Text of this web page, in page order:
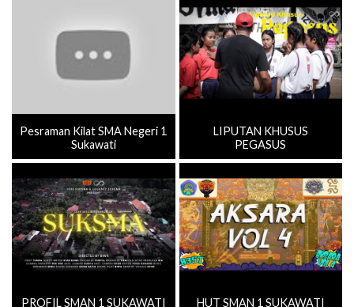
Pesraman Kilat SMA Negeri 1
Sukawati
LIPUTAN KHUSUS
PEGASUS
PROFIL SMAN 1 SUKAWATI
HUT SMAN 1 SUKAWATI